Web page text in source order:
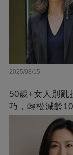
2025/08/15
50歲+女人別亂
巧，輕松減齡